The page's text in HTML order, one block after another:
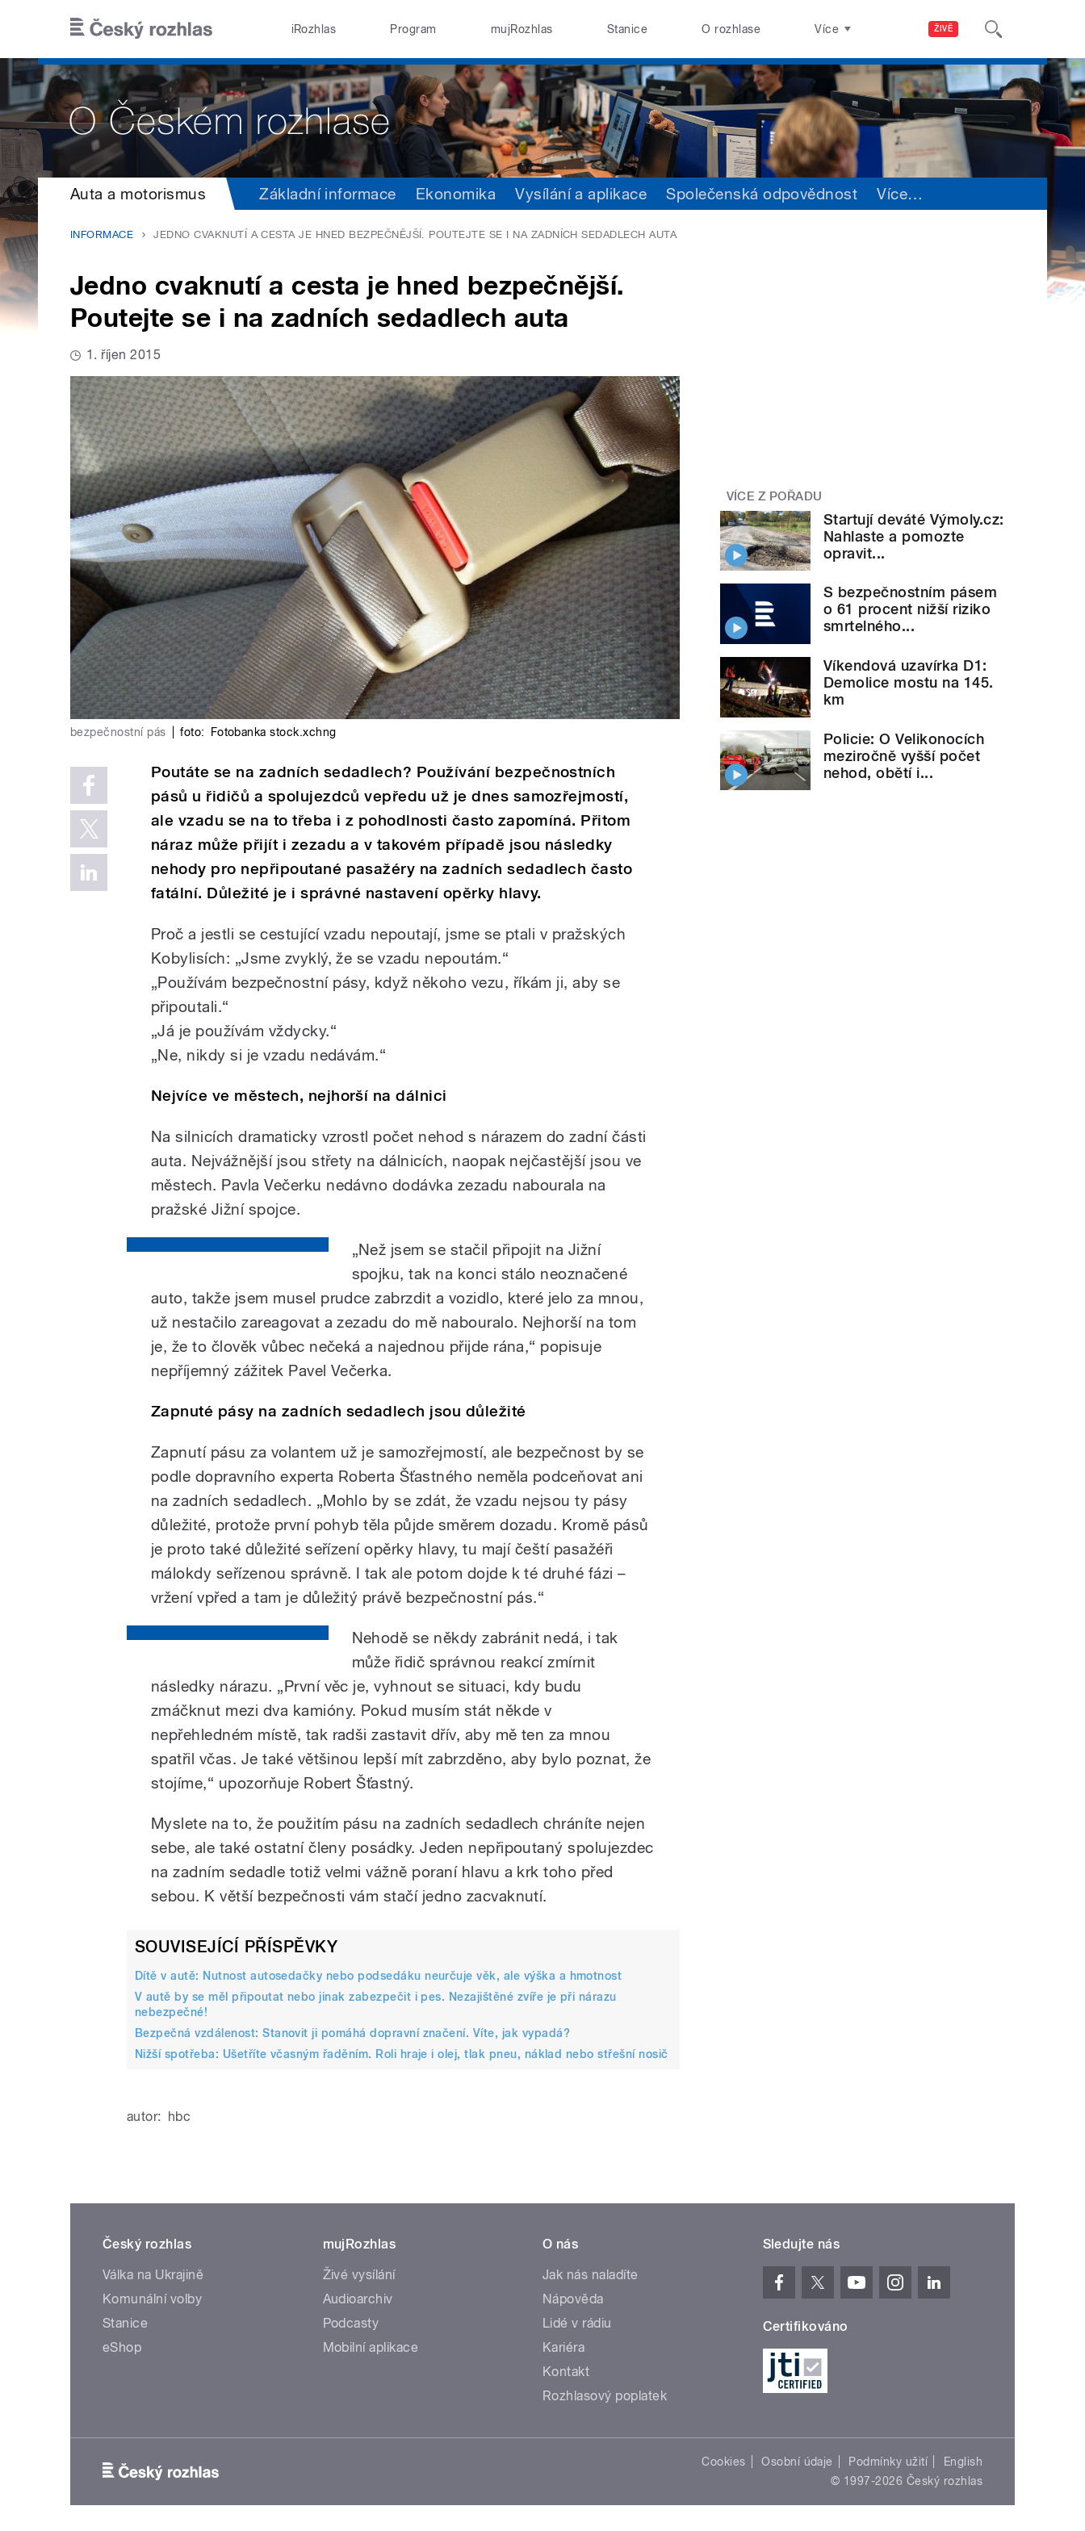
ŽIVĚ
iRozhlas Program mujRozhlas Stanice O rozhlase Více
Auta a motorismus Základní informace Ekonomika Vysílání a aplikace Společenská odpovědnost Více…
INFORMACE JEDNO CVAKNUTÍ A CESTA JE HNED BEZPEČNĚJŠÍ. POUTEJTE SE I NA ZADNÍCH SEDADLECH AUTA
Jedno cvaknutí a cesta je hned bezpečnější.
Poutejte se i na zadních sedadlech auta
1. říjen 2015
bezpečnostní pás foto: Fotobanka stock.xchng
Poutáte se na zadních sedadlech? Používání bezpečnostních
pásů u řidičů a spolujezdců vepředu už je dnes samozřejmostí,
ale vzadu se na to třeba i z pohodlnosti často zapomíná. Přitom
náraz může přijít i zezadu a v takovém případě jsou následky
nehody pro nepřipoutané pasažéry na zadních sedadlech často
fatální. Důležité je i správné nastavení opěrky hlavy.
Proč a jestli se cestující vzadu nepoutají, jsme se ptali v pražských
Kobylisích: „Jsme zvyklý, že se vzadu nepoutám.“
„Používám bezpečnostní pásy, když někoho vezu, říkám ji, aby se
připoutali.“
„Já je používám vždycky.“
„Ne, nikdy si je vzadu nedávám.“
Nejvíce ve městech, nejhorší na dálnici
Na silnicích dramaticky vzrostl počet nehod s nárazem do zadní části
auta. Nejvážnější jsou střety na dálnicích, naopak nejčastější jsou ve
městech. Pavla Večerku nedávno dodávka zezadu nabourala na
pražské Jižní spojce.
„Než jsem se stačil připojit na Jižní
spojku, tak na konci stálo neoznačené
auto, takže jsem musel prudce zabrzdit a vozidlo, které jelo za mnou,
už nestačilo zareagovat a zezadu do mě nabouralo. Nejhorší na tom
je, že to člověk vůbec nečeká a najednou přijde rána,“ popisuje
nepříjemný zážitek Pavel Večerka.
Zapnuté pásy na zadních sedadlech jsou důležité
Zapnutí pásu za volantem už je samozřejmostí, ale bezpečnost by se
podle dopravního experta Roberta Šťastného neměla podceňovat ani
na zadních sedadlech. „Mohlo by se zdát, že vzadu nejsou ty pásy
důležité, protože první pohyb těla půjde směrem dozadu. Kromě pásů
je proto také důležité seřízení opěrky hlavy, tu mají čeští pasažéři
málokdy seřízenou správně. I tak ale potom dojde k té druhé fázi –
vržení vpřed a tam je důležitý právě bezpečnostní pás.“
Nehodě se někdy zabránit nedá, i tak
může řidič správnou reakcí zmírnit
následky nárazu. „První věc je, vyhnout se situaci, kdy budu
zmáčknut mezi dva kamióny. Pokud musím stát někde v
nepřehledném místě, tak radši zastavit dřív, aby mě ten za mnou
spatřil včas. Je také většinou lepší mít zabrzděno, aby bylo poznat, že
stojíme,“ upozorňuje Robert Šťastný.
Myslete na to, že použitím pásu na zadních sedadlech chráníte nejen
sebe, ale také ostatní členy posádky. Jeden nepřipoutaný spolujezdec
na zadním sedadle totiž velmi vážně poraní hlavu a krk toho před
sebou. K větší bezpečnosti vám stačí jedno zacvaknutí.
SOUVISEJÍCÍ PŘÍSPĚVKY
Dítě v autě: Nutnost autosedačky nebo podsedáku neurčuje věk, ale výška a hmotnost
V autě by se měl připoutat nebo jinak zabezpečit i pes. Nezajištěné zvíře je při nárazu
nebezpečné!
Bezpečná vzdálenost: Stanovit ji pomáhá dopravní značení. Víte, jak vypadá?
Nižší spotřeba: Ušetříte včasným řaděním. Roli hraje i olej, tlak pneu, náklad nebo střešní nosič
autor: hbc
VÍCE Z POŘADU
Startují deváté Výmoly.cz:
Nahlaste a pomozte
opravit...
S bezpečnostním pásem
o 61 procent nižší riziko
smrtelného...
Víkendová uzavírka D1:
Demolice mostu na 145.
km
Policie: O Velikonocích
meziročně vyšší počet
nehod, obětí i...
Český rozhlas
Válka na Ukrajině
Komunální volby
Stanice
eShop
mujRozhlas
Živé vysílání
Audioarchiv
Podcasty
Mobilní aplikace
O nás
Jak nás naladíte
Nápověda
Lidé v rádiu
Kariéra
Kontakt
Rozhlasový poplatek
Sledujte nás
Certifikováno
Cookies Osobní údaje Podmínky užití
English
© 1997-2026 Český rozhlas